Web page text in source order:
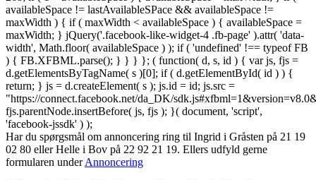
availableSpace != lastAvailableSPace && availableSpace !=
maxWidth ) { if ( maxWidth < availableSpace ) { availableSpace =
maxWidth; } jQuery('.facebook-like-widget-4 .fb-page' ).attr( 'data-
width', Math.floor( availableSpace ) ); if ( 'undefined' !== typeof FB
) { FB.XFBML.parse(); } } } }; ( function( d, s, id ) { var js, fjs =
d.getElementsByTagName( s )[0]; if ( d.getElementById( id ) ) {
return; } js = d.createElement( s ); js.id = id; js.src =
"https://connect.facebook.net/da_DK/
fjs.parentNode.insertBefore( js, fjs ); }( document, 'script',
'facebook-jssdk' ) );
Har du spørgsmål om annoncering ring til Ingrid i Gråsten på 21 19
02 80 ‬eller Helle i Bov på 22 92 21 19‬. Ellers udfyld gerne
formularen underAnnoncering